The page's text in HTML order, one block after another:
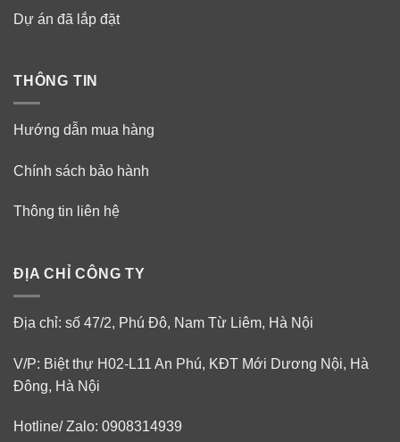
Dự án đã lắp đặt
THÔNG TIN
Hướng dẫn mua hàng
Chính sách bảo hành
Thông tin liên hệ
ĐỊA CHỈ CÔNG TY
Địa chỉ: số 47/2, Phú Đô, Nam Từ Liêm, Hà Nội
V/P: Biệt thự H02-L11 An Phú, KĐT Mới Dương Nội, Hà
Đông, Hà Nội
Hotline/ Zalo: 0908314939